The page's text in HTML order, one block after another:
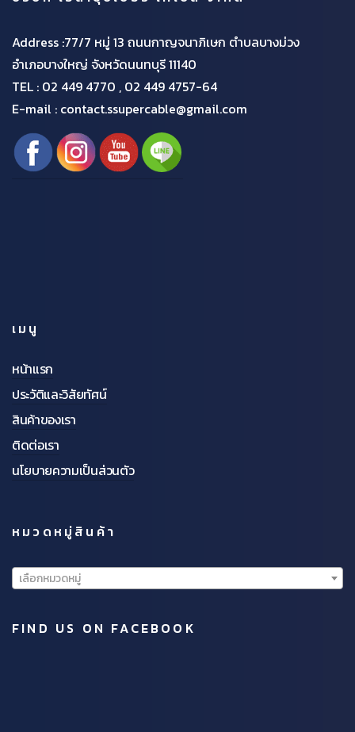
Address :77/7 หมู่ 13 ถนนกาญจนาภิเษก ตำบลบางม่วง
อำเภอบางใหญ่ จังหวัดนนทบุรี 11140
TEL : 02 449 4770 , 02 449 4757-64
E-mail : contact.ssupercable@gmail.com
เมนู
หน้าแรก
ประวัติและวิสัยทัศน์
สินค้าของเรา
ติดต่อเรา
นโยบายความเป็นส่วนตัว
หมวดหมู่สินค้า
เลือกหมวดหมู่
FIND US ON FACEBOOK